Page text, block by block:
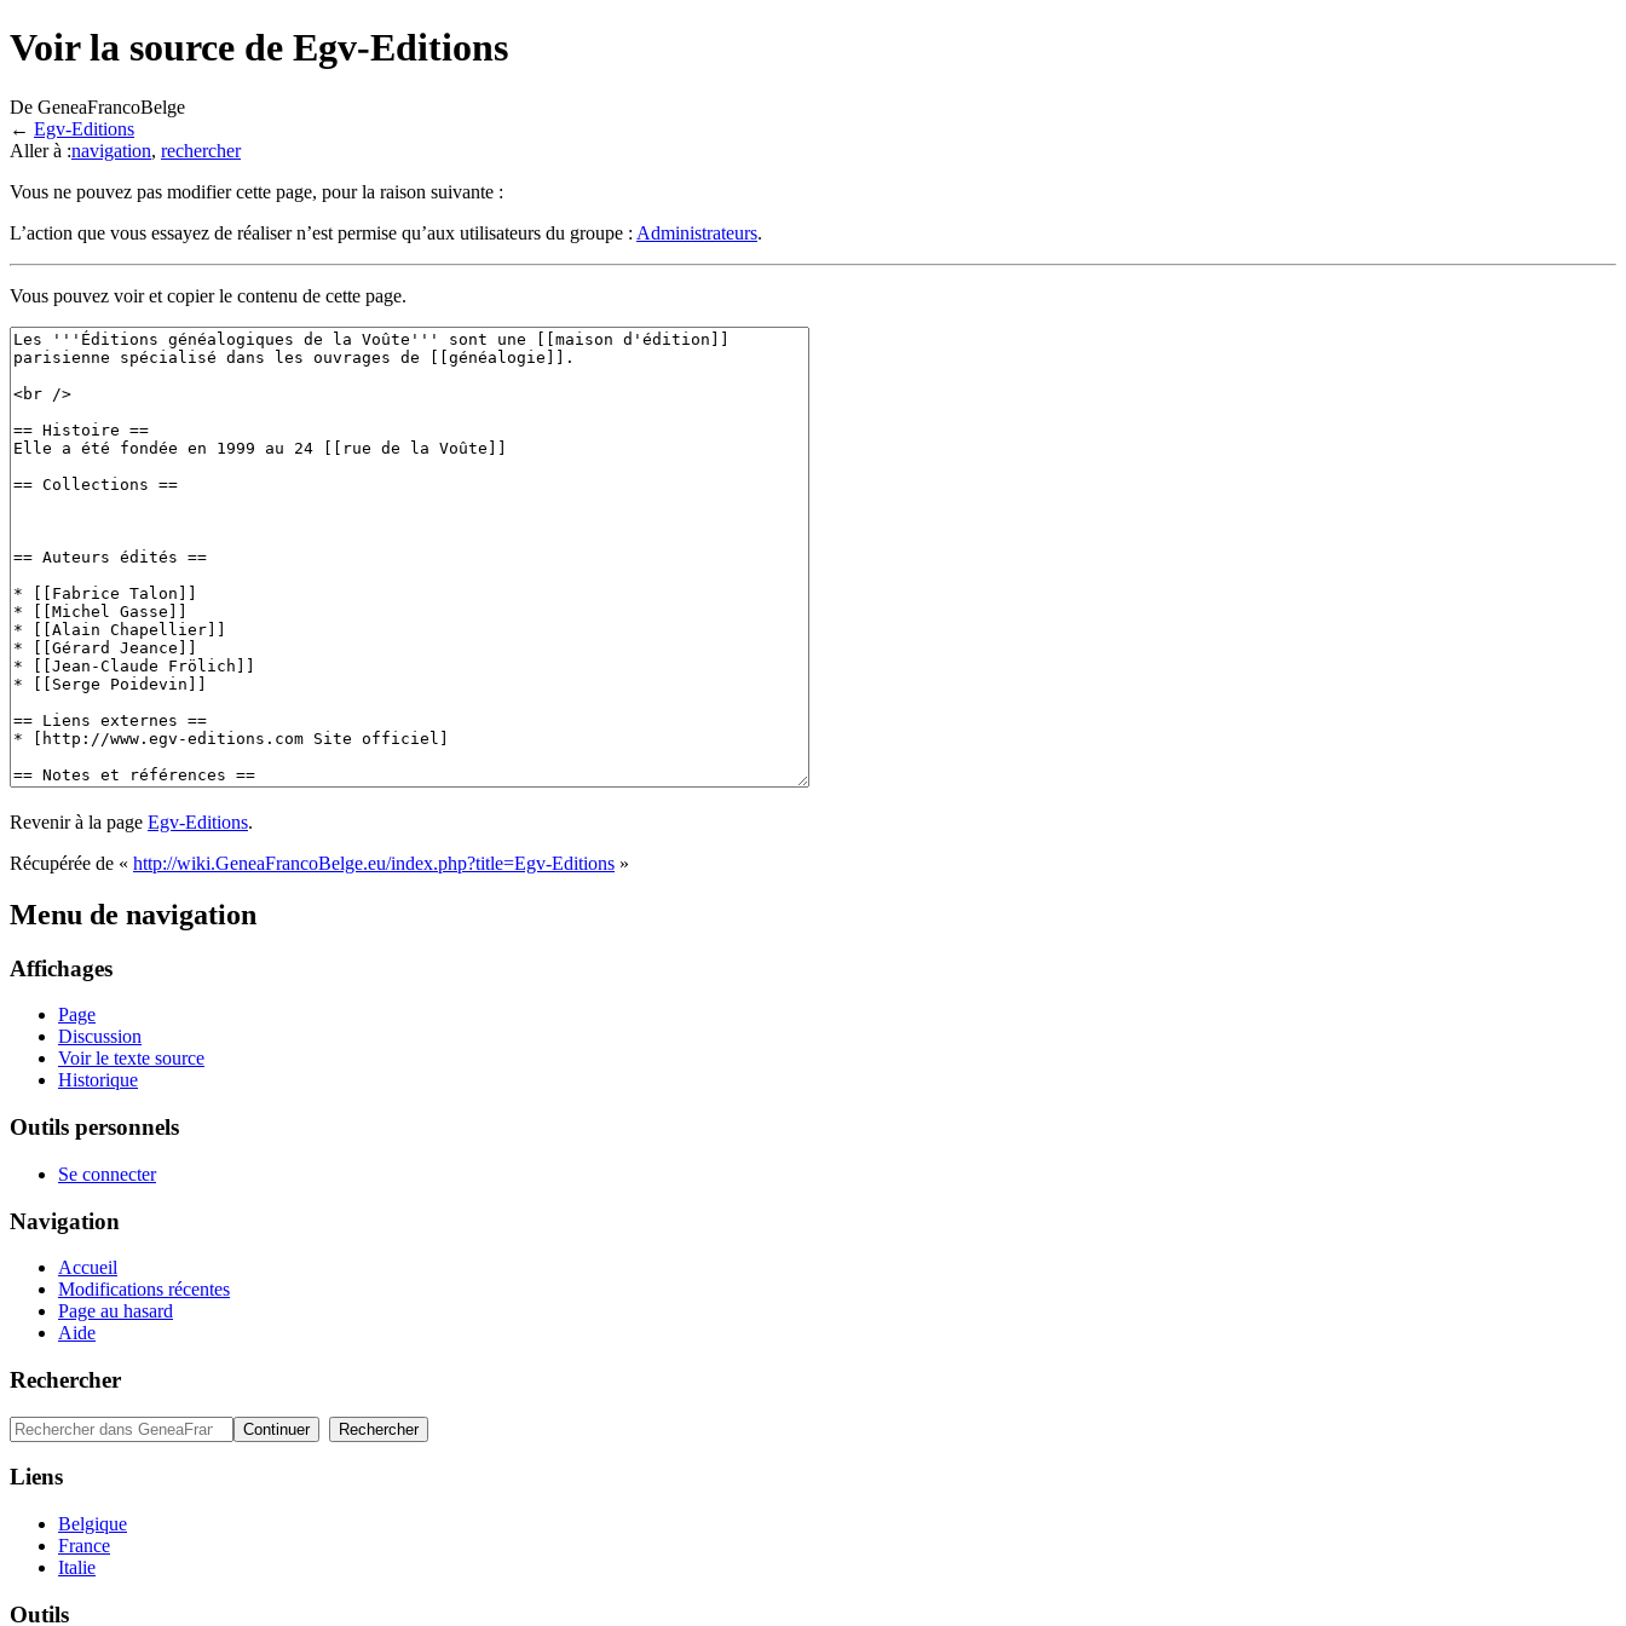
Voir la source de Egv-Editions
De GeneaFrancoBelge
← Egv-Editions
Aller à :navigation, rechercher
Vous ne pouvez pas modifier cette page, pour la raison suivante :
L’action que vous essayez de réaliser n’est permise qu’aux utilisateurs du groupe : Administrateurs.
Vous pouvez voir et copier le contenu de cette page.
Revenir à la page Egv-Editions.
Récupérée de « http://wiki.GeneaFrancoBelge.eu/index.php?title=Egv-Editions »
Menu de navigation
Affichages
Page
Discussion
Voir le texte source
Historique
Outils personnels
Se connecter
Navigation
Accueil
Modifications récentes
Page au hasard
Aide
Rechercher
Liens
Belgique
France
Italie
Outils